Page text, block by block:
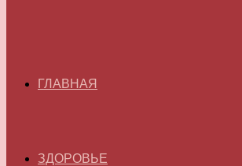
ГЛАВНАЯ
ЗДОРОВЬЕ